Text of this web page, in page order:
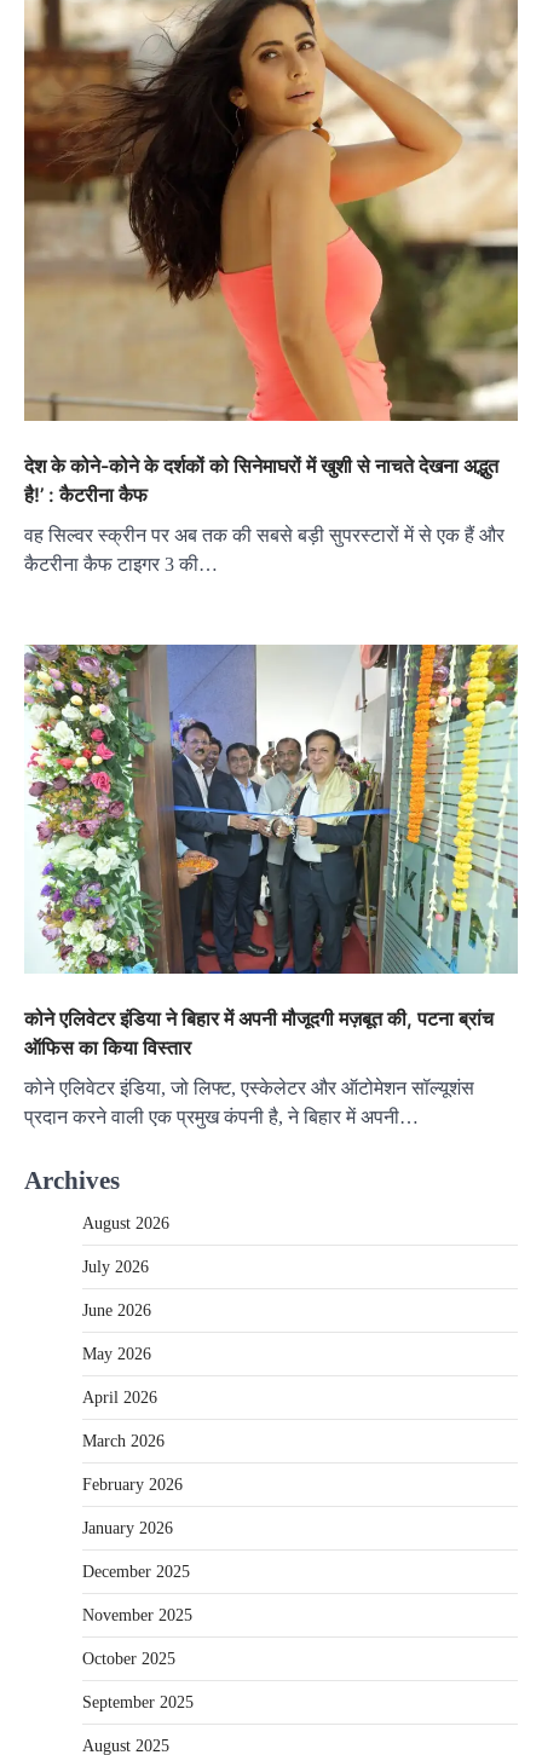
देश के कोने-कोने के दर्शकों को सिनेमाघरों में खुशी से नाचते देखना अद्भुत
है!’ : कैटरीना कैफ
वह सिल्वर स्क्रीन पर अब तक की सबसे बड़ी सुपरस्टारों में से एक हैं और
कैटरीना कैफ टाइगर 3 की…
कोने एलिवेटर इंडिया ने बिहार में अपनी मौजूदगी मज़बूत की, पटना ब्रांच
ऑफिस का किया विस्तार
कोने एलिवेटर इंडिया, जो लिफ्ट, एस्केलेटर और ऑटोमेशन सॉल्यूशंस
प्रदान करने वाली एक प्रमुख कंपनी है, ने बिहार में अपनी…
Archives
August 2026
July 2026
June 2026
May 2026
April 2026
March 2026
February 2026
January 2026
December 2025
November 2025
October 2025
September 2025
August 2025